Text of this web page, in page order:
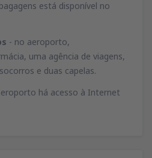
está disponível no
- no aeroporto,
uma agência de viagens,
e duas capelas.
há acesso à Internet